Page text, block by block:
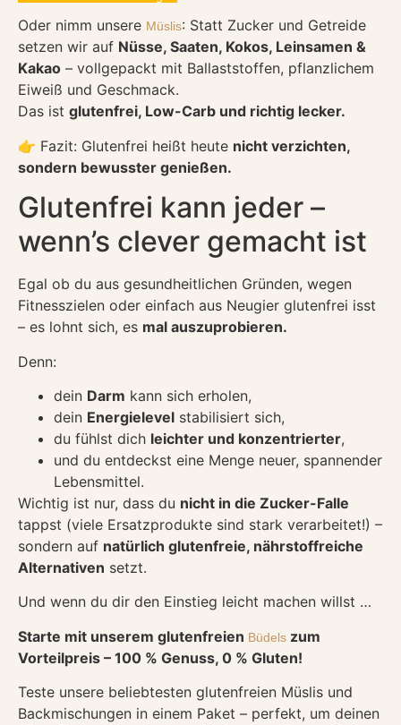
Oder nimm unsere Müslis: Statt Zucker und Getreide
setzen wir auf Nüsse, Saaten, Kokos, Leinsamen &
Kakao – vollgepackt mit Ballaststoffen, pflanzlichem
Eiweiß und Geschmack.
Das ist glutenfrei, Low-Carb und richtig lecker.
👉 Fazit: Glutenfrei heißt heute nicht verzichten,
sondern bewusster genießen.
Glutenfrei kann jeder –
wenn’s clever gemacht ist
Egal ob du aus gesundheitlichen Gründen, wegen
Fitnesszielen oder einfach aus Neugier glutenfrei isst
– es lohnt sich, es mal auszuprobieren.
Denn:
dein Darm kann sich erholen,
dein Energielevel stabilisiert sich,
du fühlst dich leichter und konzentrierter,
und du entdeckst eine Menge neuer, spannender
Lebensmittel.
Wichtig ist nur, dass du nicht in die Zucker-Falle
tappst (viele Ersatzprodukte sind stark verarbeitet!) –
sondern auf natürlich glutenfreie, nährstoffreiche
Alternativen setzt.
Und wenn du dir den Einstieg leicht machen willst …
Starte mit unserem glutenfreien Büdels zum
Vorteilpreis – 100 % Genuss, 0 % Gluten!
Teste unsere beliebtesten glutenfreien Müslis und
Backmischungen in einem Paket – perfekt, um deinen